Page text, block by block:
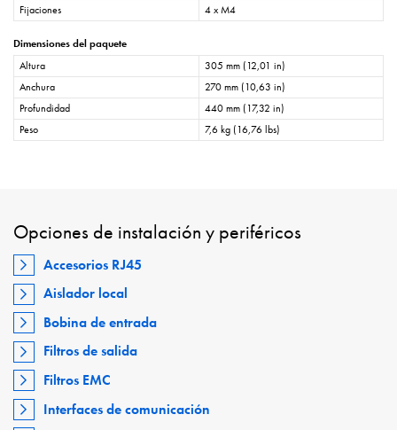
Fijaciones
4 x M4
Dimensiones del paquete
Altura
305 mm (12,01 in)
Anchura
270 mm (10,63 in)
Profundidad
440 mm (17,32 in)
Peso
7,6 kg (16,76 lbs)
Opciones de instalación y periféricos
Accesorios RJ45
Aislador local
Bobina de entrada
Filtros de salida
Filtros EMC
Interfaces de comunicación